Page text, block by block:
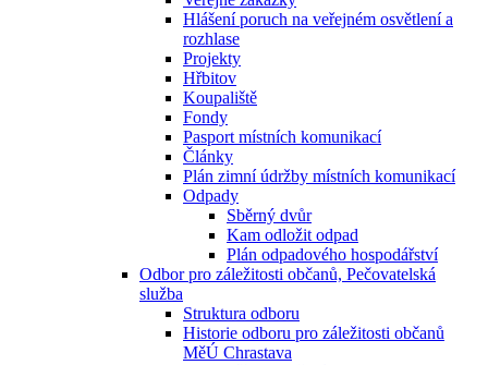
Hlášení poruch na veřejném osvětlení a
rozhlase
Projekty
Hřbitov
Koupaliště
Fondy
Pasport místních komunikací
Články
Plán zimní údržby místních komunikací
Odpady
Sběrný dvůr
Kam odložit odpad
Plán odpadového hospodářství
Odbor pro záležitosti občanů, Pečovatelská
služba
Struktura odboru
Historie odboru pro záležitosti občanů
MěÚ Chrastava